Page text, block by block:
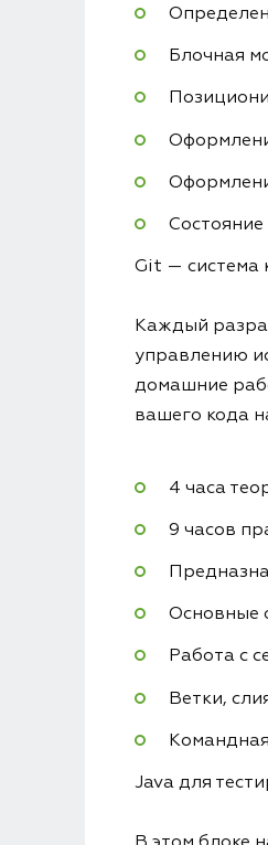
Блочная
Git — система
Каждый
управлению
домашние
вашего кода
4 часа
9 часов
Основные
Работа с
Ветки,
Java для